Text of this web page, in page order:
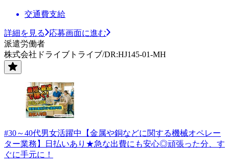
交通費支給
詳細を見る
応募画面に進む
派遣労働者
株式会社ドライブトライブ/DR:HJ145-01-MH
#30～40代男女活躍中【金属や銅などに関する機械オペレー
ター業務】日払いあり★急な出費にも安心◎頑張った分、す
ぐに手元に！